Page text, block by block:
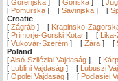
[ Gorenjska ] [ Goriška ] [
[ Pomurska ] [ Savinjska ] [
Croatie
[ Zágráb ] [ Krapinsko-
[ Primorje-Gorski Kotar ] [
[ Vukovár-Szerém ] [ Zára ] [
Poland
[Alsó-Sziléziai Vajdaság ] [
[ Lublini Vajdaság ] [ Lubuszi
[ Opolei Vajdaság ] [ Podlasiei